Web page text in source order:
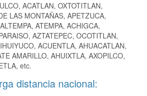
ACATLAN, OXTOTITLAN,
LAS MONTAÑAS, APETZUCA,
ATEMPA, ACHIGCA,
AZTATEPEC, OCOTITLAN,
ACUENTLA, AHUACATLAN,
AMARILLO, AHUIXTLA, AXOPILCO,
etc.
distancia nacional: